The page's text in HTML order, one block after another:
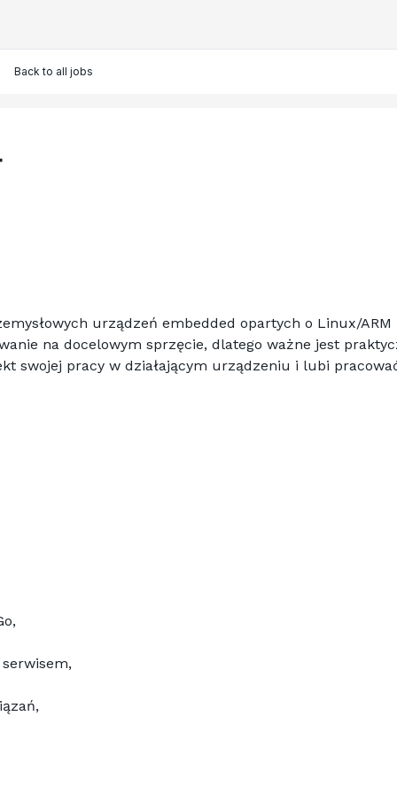
Back to all jobs
urządzeń embedded opartych o Linux/
na docelowym sprzęcie, dlatego ważne jest
swojej pracy w działającym urządzeniu i lubi